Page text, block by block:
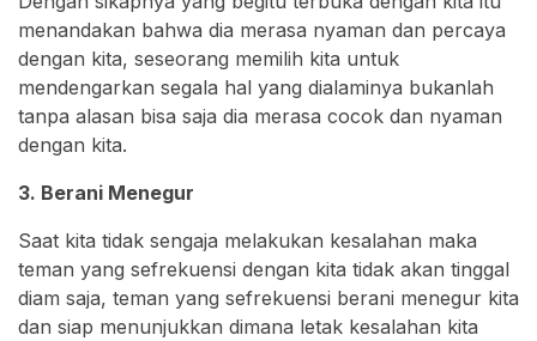
menandakan bahwa dia merasa nyaman dan percaya
dengan kita, seseorang memilih kita untuk
mendengarkan segala hal yang dialaminya bukanlah
tanpa alasan bisa saja dia merasa cocok dan nyaman
dengan kita.
3. Berani Menegur
Saat kita tidak sengaja melakukan kesalahan maka
teman yang sefrekuensi dengan kita tidak akan tinggal
diam saja, teman yang sefrekuensi berani menegur kita
dan siap menunjukkan dimana letak kesalahan kita